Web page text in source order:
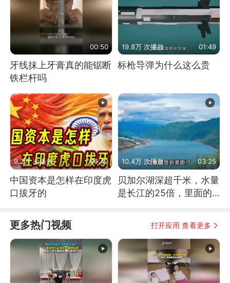
00:50
牙线抹上牙膏真的能锯断
铁栏杆吗
19.8万 次播放 01:49
标枪导弹为什么这么贵
9.2万 次播放 06:42
中国资本是怎样在印度虎
口拔牙的
10.4万 次播放 03:25
贝加尔湖深超千米，水量
是长江的25倍，里面的
更多热门视频 打开应用 查看更多